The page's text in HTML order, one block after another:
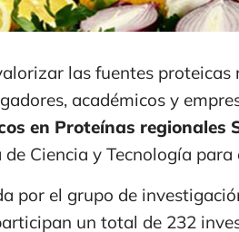
las fuentes proteicas
académicos y
en Proteínas regionales
Ciencia y Tecnología para
por el grupo de
un total de 232